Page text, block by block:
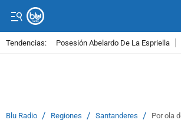
Tendencias: Posesión Abelardo De La Espriella
Blu Radio / Regiones / Santanderes / Por ola